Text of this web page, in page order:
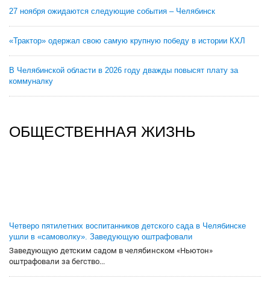
27 ноября ожидаются следующие события – Челябинск
«Трактор» одержал свою самую крупную победу в истории КХЛ
В Челябинской области в 2026 году дважды повысят плату за
коммуналку
ОБЩЕСТВЕННАЯ ЖИЗНЬ
Четверо пятилетних воспитанников детского сада в Челябинске
ушли в «самоволку». Заведующую оштрафовали
Заведующую детским садом в челябинском «Ньютон»
оштрафовали за бегство...